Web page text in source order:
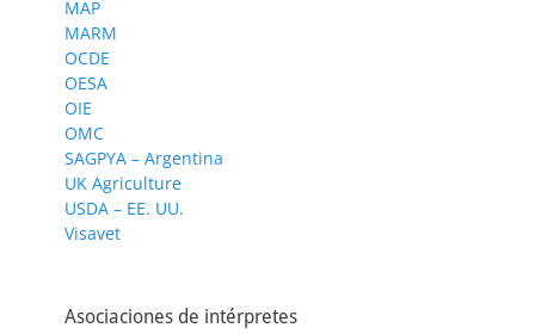
MAP
MARM
OCDE
OESA
OIE
OMC
SAGPYA – Argentina
UK Agriculture
USDA – EE. UU.
Visavet
Asociaciones de intérpretes